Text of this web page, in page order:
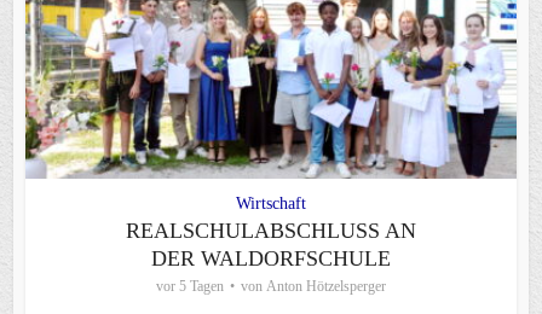
Wirtschaft
REALSCHULABSCHLUSS AN
DER WALDORFSCHULE
vor 5 Tagen von Anton Hötzelsperger